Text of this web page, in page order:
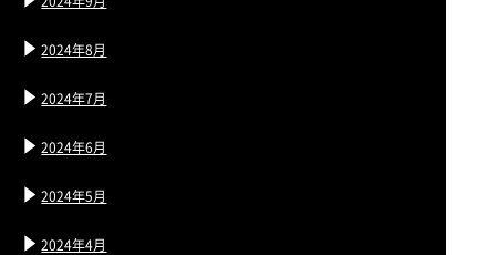
2024年8月
2024年7月
2024年6月
2024年5月
2024年4月